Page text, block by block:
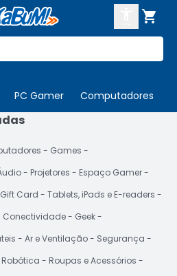

PC Gamer Computadores
ENTRE
SE
Games
Projetores
Espaço Gamer
Gift Card
Tablets, iPads e E-readers
Conectividade
Geek
Ar e Ventilação
Segurança
Robótica
Roupas e Acessórios